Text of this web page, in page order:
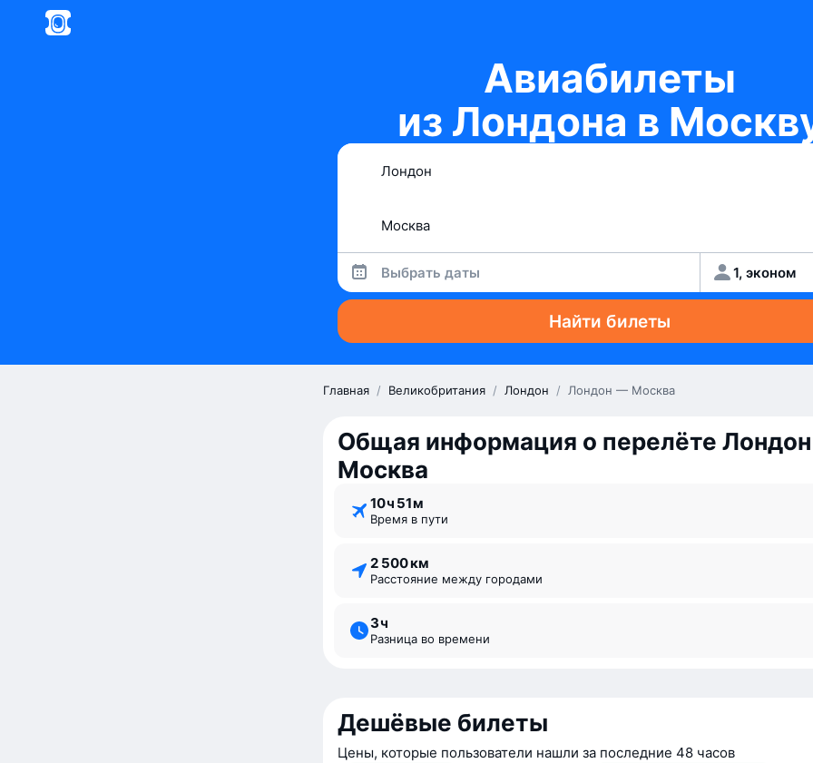
Авиабилеты
из Лондона в
Выбрать даты 1, эконом
Найти билеты
Главная / Великобритания / Лондон / Лондон — Москва
Общая информация о перелёте
Москва
10 ⁠ч 51 ⁠м
Время в пути
2 500 км
Расстояние между городами
3 ⁠ч
Разница во времени
Дешёвые билеты
Цены, которые пользователи нашли за последние 48 часов